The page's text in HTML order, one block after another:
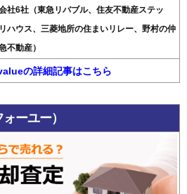
社6社（東急リバブル、住友不動産ステッ
ハウス、三菱地所の住まいリレー、野村の仲
不動産）
の詳細記事はこちら
ーユー）